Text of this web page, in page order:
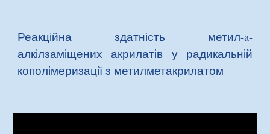
Реакційна здатність метил-a-
алкілзаміщених акрилатів у радикальній
кополімеризації з метилметакрилатом